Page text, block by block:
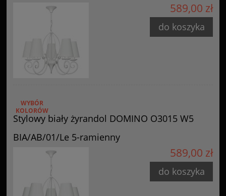
589,00 zł
do koszyka
Stylowy biały żyrandol DOMINO O3015 W5
BIA/AB/01/Le 5-ramienny
WYBÓR
KOLORÓW
589,00 zł
do koszyka